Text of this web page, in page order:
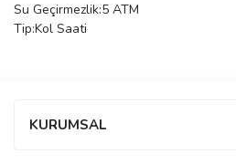
Su Geçirmezlik:5 ATM
Tip:Kol Saati
KURUMSAL